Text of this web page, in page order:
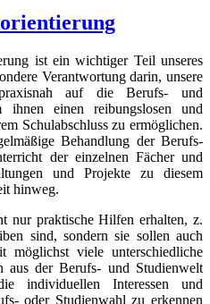
ist ein wichtiger Teil unseres
Verantwortung darin, unsere
auf die Berufs- und
ihnen einen reibungslosen und
Schulabschluss zu ermöglichen.
Behandlung der Berufs-
der einzelnen Fächer und
und Projekte zu diesem
hinweg.
nur praktische Hilfen erhalten, z.
sind, sondern sie sollen auch
möglichst viele unterschiedliche
aus der Berufs- und Studienwelt
individuellen Interessen und
oder Studienwahl zu erkennen